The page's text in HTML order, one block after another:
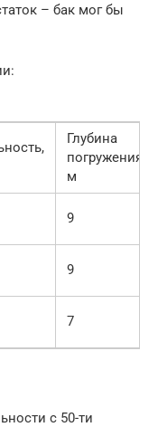
– бак мог бы
Глубина
погружения,
м
9
9
7
с 50-ти